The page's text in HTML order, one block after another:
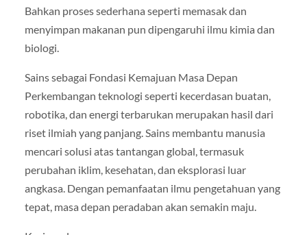
Bahkan proses sederhana seperti memasak dan
menyimpan makanan pun dipengaruhi ilmu kimia dan
biologi.
Sains sebagai Fondasi Kemajuan Masa Depan
Perkembangan teknologi seperti kecerdasan buatan,
robotika, dan energi terbarukan merupakan hasil dari
riset ilmiah yang panjang. Sains membantu manusia
mencari solusi atas tantangan global, termasuk
perubahan iklim, kesehatan, dan eksplorasi luar
angkasa. Dengan pemanfaatan ilmu pengetahuan yang
tepat, masa depan peradaban akan semakin maju.